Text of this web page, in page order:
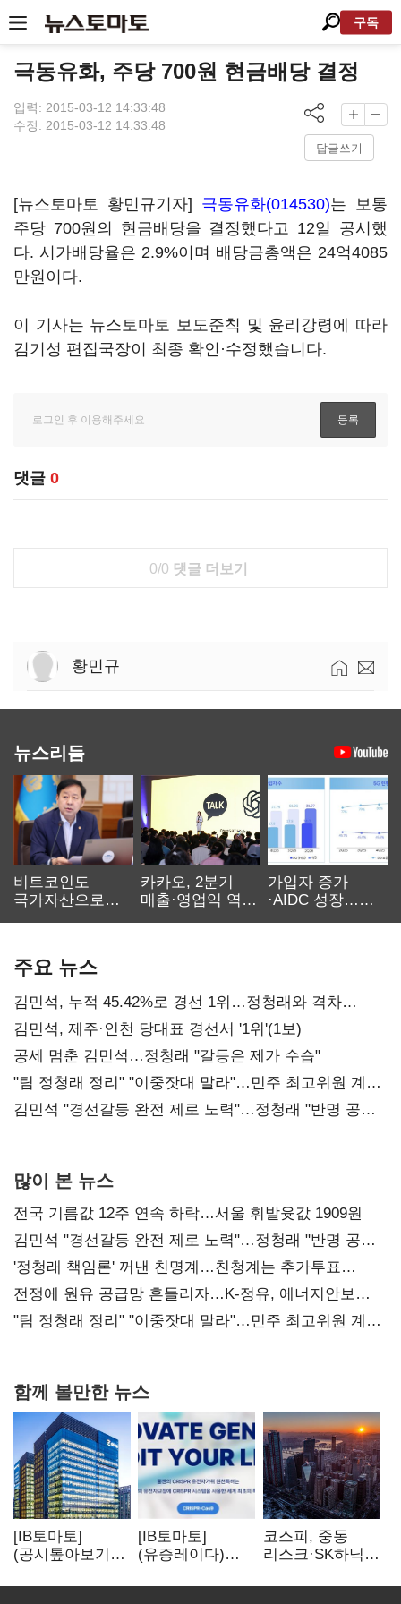
구독
극동유화, 주당 700원 현금배당 결정
입력: 2015-03-12 14:33:48
수정: 2015-03-12 14:33:48
답글쓰기
[뉴스토마토 황민규기자] 극동유화(014530)는 보통
주당 700원의 현금배당을 결정했다고 12일 공시했
다. 시가배당율은 2.9%이며 배당금총액은 24억4085
만원이다.
이 기사는 뉴스토마토 보도준칙 및 윤리강령에 따라
김기성 편집국장이 최종 확인·수정했습니다.
댓글 0
0/0 댓글 더보기
황민규
뉴스리듬
비트코인도
국가자산으로…'
카카오, 2분기
매출·영업익 역대
가입자 증가
·AIDC 성장…
주요 뉴스
김민석, 누적 45.42%로 경선 1위…정청래와 격차
0.86%p(2보)
김민석, 제주·인천 당대표 경선서 '1위'(1보)
공세 멈춘 김민석…정청래 "갈등은 제가 수습"
"팀 정청래 정리" "이중잣대 말라"…민주 최고위원 계파
다툼 격화
김민석 "경선갈등 완전 제로 노력"…정청래 "반명 공세
많이 본 뉴스
전국 기름값 12주 연속 하락…서울 휘발윳값 1909원
김민석 "경선갈등 완전 제로 노력"…정청래 "반명 공세
사과부터"
'정청래 책임론' 꺼낸 친명계…친청계는 추가투표
때리기
전쟁에 원유 공급망 흔들리자…K-정유, 에너지안보
핵심으로 재부상
"팀 정청래 정리" "이중잣대 말라"…민주 최고위원 계파
함께 볼만한 뉴스
[IB토마토]
(공시톺아보기)
바로 매출로
[IB토마토]
(유증레이다)
3분의 1 토막…
코스피, 중동
리스크·SK하닉
뒷걸음